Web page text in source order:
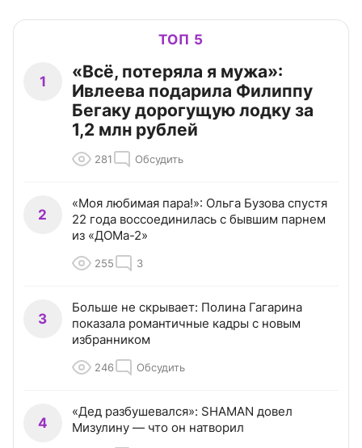
ТОП 5
1
«Всё, потеряла я мужа»:
Ивлеева подарила Филиппу
Бегаку дорогущую лодку за
1,2 млн рублей
281 Обсудить
2
«Моя любимая пара!»: Ольга Бузова спустя
22 года воссоединилась с бывшим парнем
из «ДОМа-2»
255 3
3
Больше не скрывает: Полина Гагарина
показала романтичные кадры с новым
избранником
246 Обсудить
4
«Дед разбушевался»: SHAMAN довел
Мизулину — что он натворил